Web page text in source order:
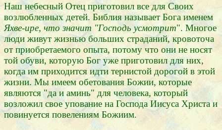
Наш небесный Отец приготовил все для Своих
возлюбленных детей. Библия называет Бога именем
Яхве-ире, что значит "Господь усмотрит". Многое
люди живут жизнью больших страданий, кровоточа
от приобретаемого опыта, потому что они не носят
той обуви, которую Бог уже приготовил для них,
когда им приходится идти тернистой дорогой в этой
жизни. Мы имеем обетования Божии, которые
являются "да и аминь" для человека, который
возложил свое упование на Господа Иисуса Христа и
повинуется повелениям Божиим.